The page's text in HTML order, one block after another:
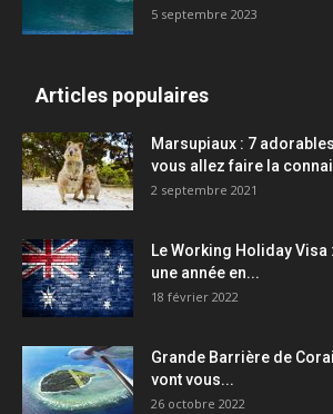
5 septembre 2023
Articles populaires
Marsupiaux : 7
vous allez faire la
2 septembre 2021
Le Working Holiday
une année en...
18 février 2022
Grande Barrière de
vont vous...
26 octobre 2022